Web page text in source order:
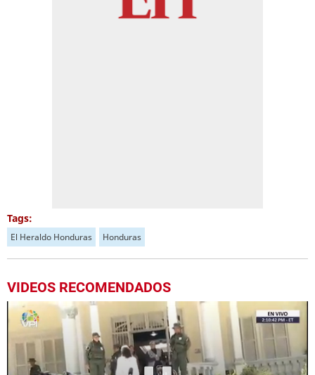
Tags:
El Heraldo Honduras Honduras
VIDEOS RECOMENDADOS